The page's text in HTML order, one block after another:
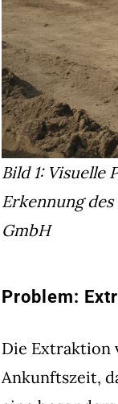
Bild 1: Visuelle
Erkennung
GmbH
Problem:
Die Extraktion
Ankunftszeit,